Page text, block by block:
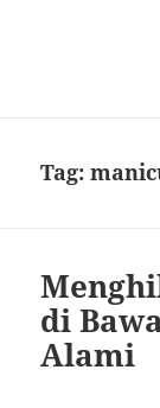
Tag:
di
Alami